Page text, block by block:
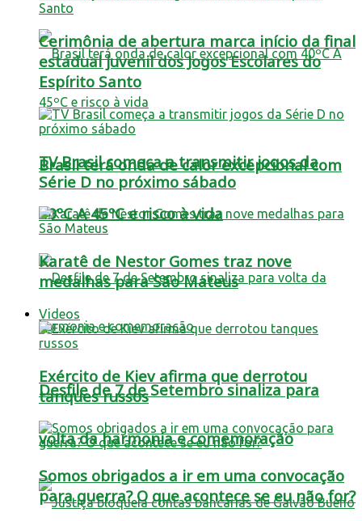
Brasil terá onda de calor excepcional com
40ºC A 45ºC e risco à vida
Desfile de 7 de Setembro sinaliza para
volta da harmonia e comemoração
Cerimônia de abertura marca início da final
estadual juvenil dos Jogos Escolares do
Espírito Santo
TV Brasil começa a transmitir jogos da
Série D no próximo sábado
Karatê de Nestor Gomes traz nove
medalhas para São Mateus
Videos
Exército de Kiev afirma que derrotou
tanques russos
Somos obrigados a ir em uma convocação
para guerra? O que acontece se eu não for?